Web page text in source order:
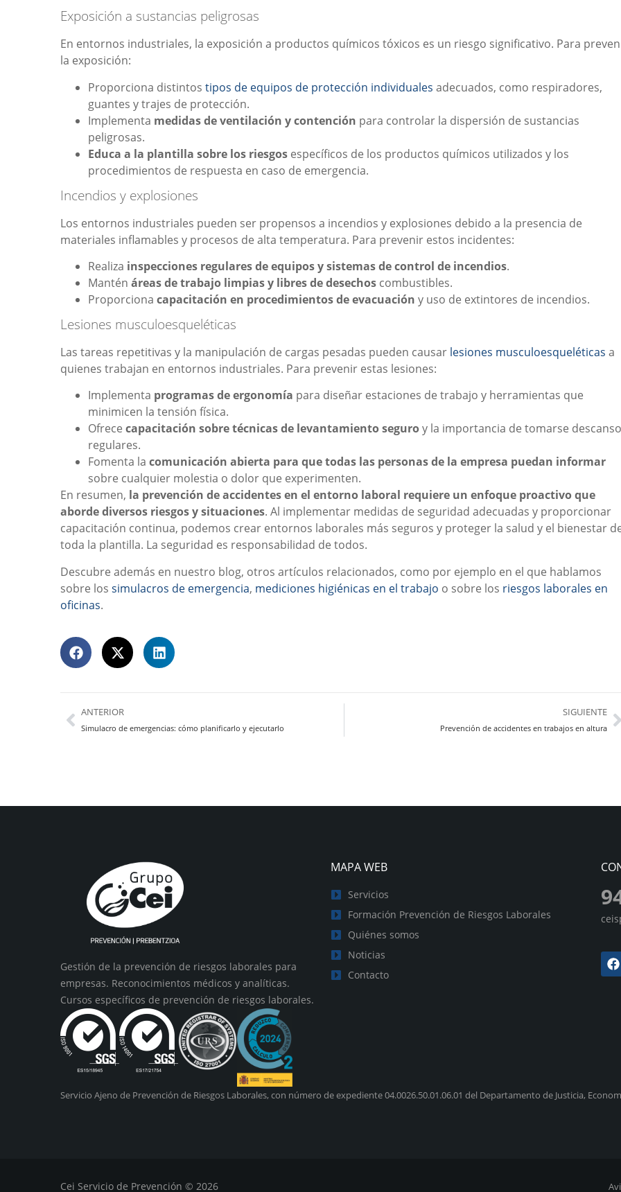
Exposición a sustancias peligrosas
En entornos industriales, la exposición a productos químicos tóxicos es un riesgo significativo. Para
la exposición:
Proporciona distintos tipos de equipos de protección individuales adecuados, como respiradores,
guantes y trajes de protección.
Implementa medidas de ventilación y contención para controlar la dispersión de sustancias
peligrosas.
Educa a la plantilla sobre los riesgos específicos de los productos químicos utilizados y los
procedimientos de respuesta en caso de emergencia.
Incendios y explosiones
Los entornos industriales pueden ser propensos a incendios y explosiones debido a la presencia de
materiales inflamables y procesos de alta temperatura. Para prevenir estos incidentes:
Realiza inspecciones regulares de equipos y sistemas de control de incendios.
Mantén áreas de trabajo limpias y libres de desechos combustibles.
Proporciona capacitación en procedimientos de evacuación y uso de extintores de incendios.
Lesiones musculoesqueléticas
Las tareas repetitivas y la manipulación de cargas pesadas pueden causar lesiones musculoesqueléticas a
quienes trabajan en entornos industriales. Para prevenir estas lesiones:
Implementa programas de ergonomía para diseñar estaciones de trabajo y herramientas que
minimicen la tensión física.
Ofrece capacitación sobre técnicas de levantamiento seguroy la importancia de tomarse
regulares.
Fomenta la comunicación abierta para que todas las personas de la empresa puedan informar
sobre cualquier molestia o dolor que experimenten.
En resumen, la prevención de accidentes en el entorno laboral requiere un enfoque proactivo que
aborde diversos riesgos y situaciones. Al implementar medidas de seguridad adecuadas y proporcionar
capacitación continua, podemos crear entornos laborales más seguros y proteger la salud y el bienestar
toda la plantilla. La seguridad es responsabilidad de todos.
Descubre además en nuestro blog, otros artículos relacionados, como por ejemplo en el que hablamos
sobre los simulacros de emergencia, mediciones higiénicas en el trabajo o sobre los riesgos laborales en
oficinas.
ANTERIOR
Simulacro de emergencias: cómo planificarlo y ejecutarlo
SIGUIENTE
Prevención de accidentes en trabajos en altura
Gestión de la prevención de riesgos laborales para
empresas. Reconocimientos médicos y analíticas.
Cursos específicos de prevención de riesgos laborales.
MAPA WEB
Servicios
Formación Prevención de Riesgos Laborales
Quiénes somos
Noticias
Contacto
Servicio Ajeno de Prevención de Riesgos Laborales, con número de expediente 04.0026.50.01.06.01 del Departamento de Justicia,
Cei Servicio de Prevención © 2026